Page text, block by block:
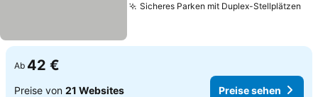
Sicheres Parken mit Duplex-Stellplätzen
Ab 42 €
Preise von 21 Websites Preise sehen